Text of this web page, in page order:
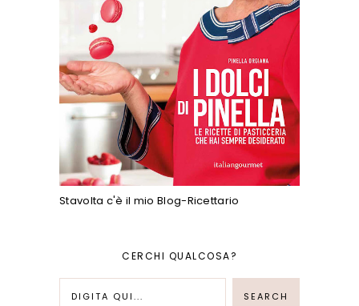
Stavolta c'è il mio Blog-Ricettario
CERCHI QUALCOSA?